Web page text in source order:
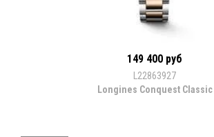
149 400 руб
L22863927
Longines Conquest Classic